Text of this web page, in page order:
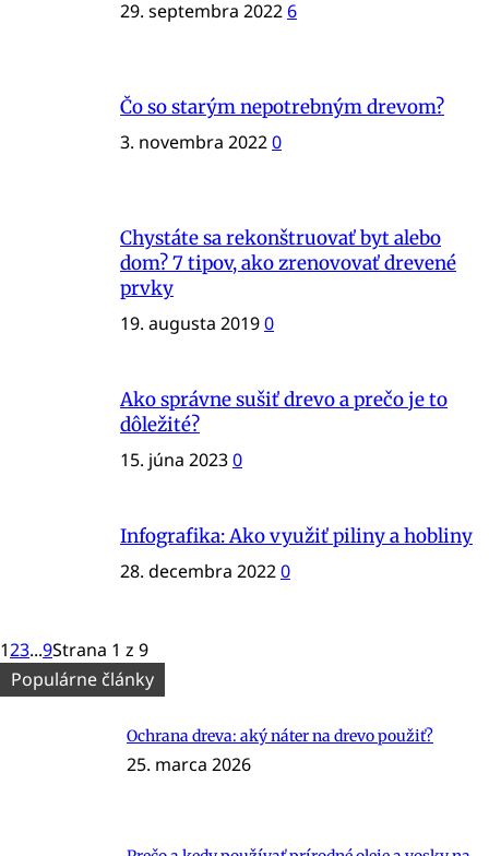
29. septembra 20226
Čo so starým nepotrebným drevom?
3. novembra 20220
Chystáte sa rekonštruovať byt alebo
dom? 7 tipov, ako zrenovovať drevené
prvky
19. augusta 20190
Ako správne sušiť drevo a prečo je to
dôležité?
15. júna 20230
Infografika: Ako využiť piliny a hobliny
28. decembra 20220
123...9Strana 1 z 9
Populárne články
Ochrana dreva: aký náter na drevo použiť?
25. marca 2026